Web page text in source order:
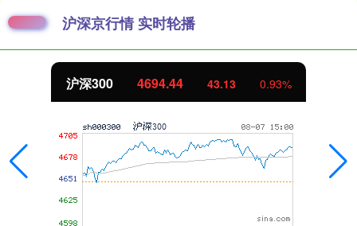
沪深京行情 实时轮播
沪深300 4694.44 43.13 0.93%